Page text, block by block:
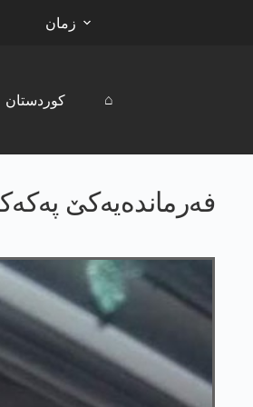
زمان
کوردستان ⌂
فەرماندەیەکێ